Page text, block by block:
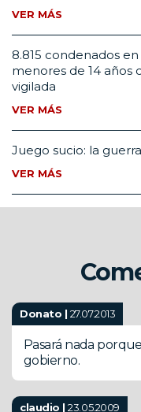
VER MÁS
8.815 condenados
menores de 14
vigilada
VER MÁS
Juego sucio: la
VER MÁS
Donato | 27.07.2013
Pasará nada
gobierno.
claudio |23.05.2009